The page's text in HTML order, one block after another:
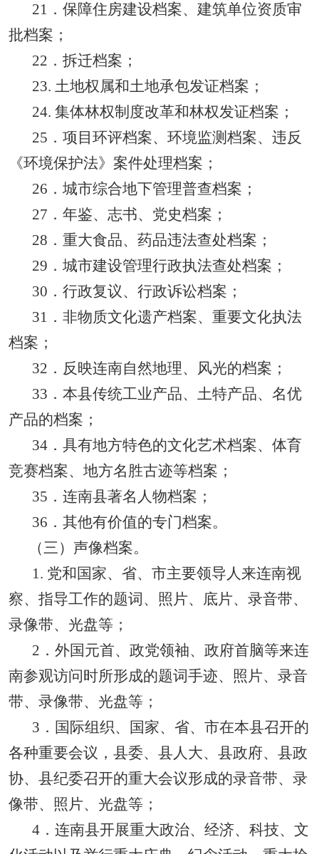
21 ．保障住房建设档案、建筑单位资质审
批档案；
22 ．拆迁档案；
23. 土地权属和土地承包发证档案；
24. 集体林权制度改革和林权发证档案；
25 ．项目环评档案、环境监测档案、违反
《环境保护法》案件处理档案；
26 ．城市综合地下管理普查档案；
27 ．年鉴、志书、党史档案；
28 ．重大食品、药品违法查处档案；
29 ．城市建设管理行政执法查处档案；
30 ．行政复议、行政诉讼档案；
31 ．非物质文化遗产档案、重要文化执法
档案；
32 ．反映连南自然地理、风光的档案；
33 ．本县传统工业产品、土特产品、名优
产品的档案；
34 ．具有地方特色的文化艺术档案、体育
竞赛档案、地方名胜古迹等档案；
35 ．连南县著名人物档案；
36 ．其他有价值的专门档案。
（三）声像档案。
1. 党和国家、省、市主要领导人来连南视
察、指导工作的题词、照片、底片、录音带、
录像带、光盘等；
2 ．外国元首、政党领袖、政府首脑等来连
南参观访问时所形成的题词手迹、照片、录音
带、录像带、光盘等；
3 ．国际组织、国家、省、市在本县召开的
各种重要会议，县委、县人大、县政府、县政
协、县纪委召开的重大会议形成的录音带、录
像带、照片、光盘等；
4 ．连南县开展重大政治、经济、科技、文